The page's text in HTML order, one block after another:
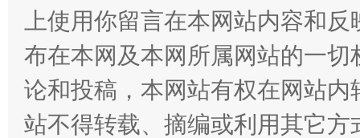
“蜀中异人”王建安的艺术幻境
上使用你留言在本网站内容和
布在本网及本网所属网站的一
论和投稿，本网站有权在网站
站不得转载、摘编或利用其它